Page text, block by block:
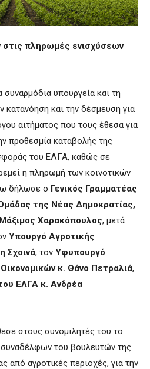
πληρωμές ενισχύσεων
υπουργεία και τη
κατανόηση και την δέσμευση για
αιτήματος που τους έθεσα για
προθεσμία καταβολής της
του ΕΛΓΑ, καθώς σε
η πληρωμή των κοινοτικών
δήλωσε ο Γενικός Γραμματέας
της Νέας Δημοκρατίας,
Χαρακόπουλος, μετά
Υπουργό Αγροτικής
Σχοινά, τον Υφυπουργό
Οικονομικών κ. Θάνο Πετραλιά,
ΕΛΓΑ κ. Ανδρέα
στους συνομιλητές του το
συναδέλφων του βουλευτών της
από αγροτικές περιοχές, για την